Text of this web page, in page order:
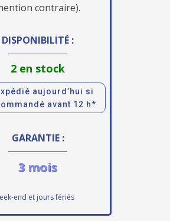
contraire).
DISPONIBILITÉ :
2 en stock
aujourd’hui si
avant 12 h*
GARANTIE :
3 mois
end et jours fériés